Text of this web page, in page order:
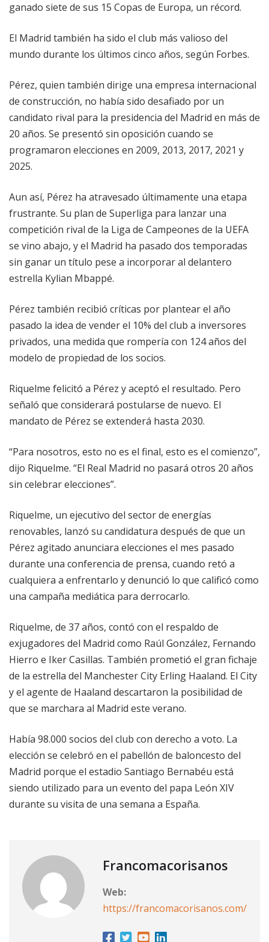
ganado siete de sus 15 Copas de Europa, un récord.
El Madrid también ha sido el club más valioso del
mundo durante los últimos cinco años, según Forbes.
Pérez, quien también dirige una empresa internacional
de construcción, no había sido desafiado por un
candidato rival para la presidencia del Madrid en más de
20 años. Se presentó sin oposición cuando se
programaron elecciones en 2009, 2013, 2017, 2021 y
2025.
Aun así, Pérez ha atravesado últimamente una etapa
frustrante. Su plan de Superliga para lanzar una
competición rival de la Liga de Campeones de la UEFA
se vino abajo, y el Madrid ha pasado dos temporadas
sin ganar un título pese a incorporar al delantero
estrella Kylian Mbappé.
Pérez también recibió críticas por plantear el año
pasado la idea de vender el 10% del club a inversores
privados, una medida que rompería con 124 años del
modelo de propiedad de los socios.
Riquelme felicitó a Pérez y aceptó el resultado. Pero
señaló que considerará postularse de nuevo. El
mandato de Pérez se extenderá hasta 2030.
“Para nosotros, esto no es el final, esto es el comienzo”,
dijo Riquelme. “El Real Madrid no pasará otros 20 años
sin celebrar elecciones”.
Riquelme, un ejecutivo del sector de energías
renovables, lanzó su candidatura después de que un
Pérez agitado anunciara elecciones el mes pasado
durante una conferencia de prensa, cuando retó a
cualquiera a enfrentarlo y denunció lo que calificó como
una campaña mediática para derrocarlo.
Riquelme, de 37 años, contó con el respaldo de
exjugadores del Madrid como Raúl González, Fernando
Hierro e Iker Casillas. También prometió el gran fichaje
de la estrella del Manchester City Erling Haaland. El City
y el agente de Haaland descartaron la posibilidad de
que se marchara al Madrid este verano.
Había 98.000 socios del club con derecho a voto. La
elección se celebró en el pabellón de baloncesto del
Madrid porque el estadio Santiago Bernabéu está
siendo utilizado para un evento del papa León XIV
durante su visita de una semana a España.
Francomacorisanos
Web:
https://francomacorisanos.com/